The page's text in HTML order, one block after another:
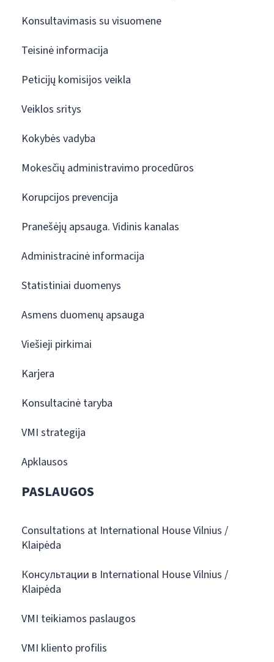
Konsultavimasis su visuomene
Teisinė informacija
Peticijų komisijos veikla
Veiklos sritys
Kokybės vadyba
Mokesčių administravimo procedūros
Korupcijos prevencija
Pranešėjų apsauga. Vidinis kanalas
Administracinė informacija
Statistiniai duomenys
Asmens duomenų apsauga
Viešieji pirkimai
Karjera
Konsultacinė taryba
VMI strategija
Apklausos
PASLAUGOS
Consultations at International House Vilnius /
Klaipėda
Консультации в International House Vilnius /
Klaipėda
VMI teikiamos paslaugos
VMI kliento profilis